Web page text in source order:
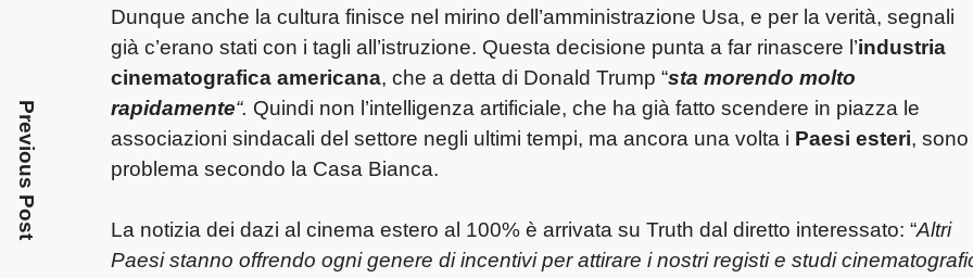
Dunque anche la cultura finisce nel mirino dell’amministrazione Usa, e per la verità, segnali
già c’erano stati con i tagli all’istruzione. Questa decisione punta a far rinascere l’industria
cinematografica americana, che a detta di Donald Trump “sta morendo molto
rapidamente“. Quindi non l’intelligenza artificiale, che ha già fatto scendere in piazza le
associazioni sindacali del settore negli ultimi tempi, ma ancora una volta i Paesi esteri, sono
problema secondo la Casa Bianca.
La notizia dei dazi al cinema estero al 100% è arrivata su Truth dal diretto interessato: “Altri
Paesi stanno offrendo ogni genere di incentivi per attirare i nostri registi e studi
Previous Post